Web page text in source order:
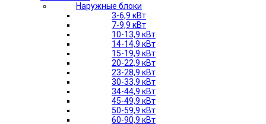
Наружные блоки
3-6,9 кВт
7-9,9 кВт
10-13,9 кВт
14-14,9 кВт
15-19,9 кВт
20-22,9 кВт
23-28,9 кВт
30-33,9 кВт
34-44,9 кВт
45-49,9 кВт
50-59,9 кВт
60-90,9 кВт